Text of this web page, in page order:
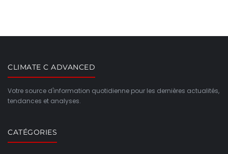
CLIMATE C ADVANCED
Votre source d'information quotidienne pour les dernières actualités,
tendances et analyses.
CATÉGORIES